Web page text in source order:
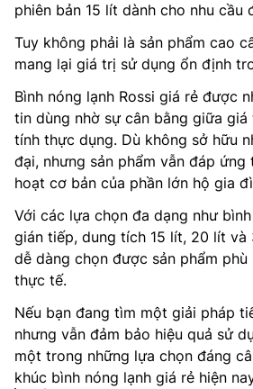
phiên bản 15 lít dành cho nhu cầu
Tuy không phải là sản phẩm cao
mang lại giá trị sử dụng ổn định
Bình nóng lạnh Rossi giá rẻ được
tin dùng nhờ sự cân bằng giữa giá
tính thực dụng. Dù không sở hữu
đại, nhưng sản phẩm vẫn đáp ứng
hoạt cơ bản của phần lớn hộ gia
Với các lựa chọn đa dạng như
gián tiếp, dung tích 15 lít, 20 lít và
dễ dàng chọn được sản phẩm phù
thực tế.
Nếu bạn đang tìm một giải pháp
nhưng vẫn đảm bảo hiệu quả sử
một trong những lựa chọn đáng
khúc bình nóng lạnh giá rẻ hiện